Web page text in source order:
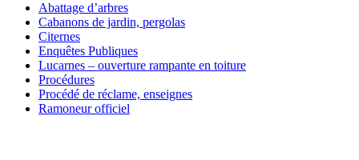
Abattage d’arbres
Cabanons de jardin, pergolas
Citernes
Enquêtes Publiques
Lucarnes – ouverture rampante en toiture
Procédures
Procédé de réclame, enseignes
Ramoneur officiel